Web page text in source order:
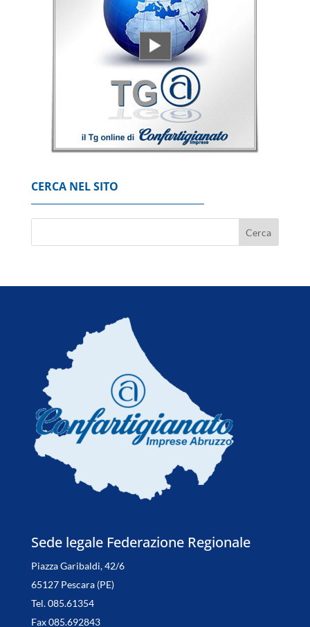
Ita, nel semestre perde 140 milioni, ma
'procede nella direzione giusta'
Siccità, costi triplicati per l'Italia con 2 gradi
in più
All'Italia la siccità può costare fino a 74
7 Agosto 2026
CERCA NEL SITO
Sede legale Federazione Regionale
Piazza Garibaldi, 42/6
65127 Pescara (PE)
Tel. 085.61354
Fax 085.692843